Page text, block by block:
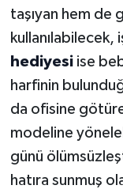
taşıyan hem de
kullanılabilecek,
hediyesi ise
harfinin
da ofisine
modeline
günü
hatıra sunmuş